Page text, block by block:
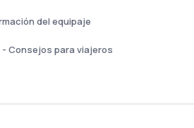
del equipaje
- Consejos para viajeros